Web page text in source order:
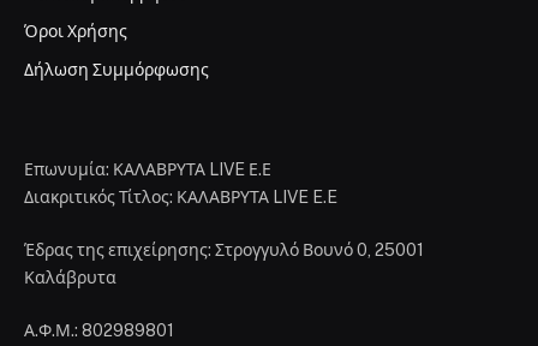
Όροι Χρήσης
Δήλωση Συμμόρφωσης
Επωνυμία: ΚΑΛΑΒΡΥΤΑ LIVE Ε.Ε
Διακριτικός Τίτλος: ΚΑΛΑΒΡΥΤΑ LIVE E.E
Έδρας της επιχείρησης: Στρογγυλό Βουνό 0, 25001
Καλάβρυτα
Α.Φ.Μ.: 802989801